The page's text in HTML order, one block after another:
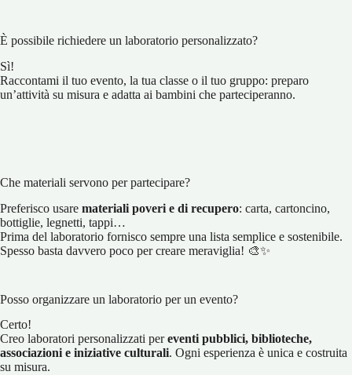
È possibile richiedere un laboratorio personalizzato?
Sì!
Raccontami il tuo evento, la tua classe o il tuo gruppo: preparo
un’attività su misura e adatta ai bambini che parteciperanno.
Che materiali servono per partecipare?
Preferisco usare materiali poveri e di recupero: carta, cartoncino,
bottiglie, legnetti, tappi…
Prima del laboratorio fornisco sempre una lista semplice e sostenibile.
Spesso basta davvero poco per creare meraviglia! 🎨✨
Posso organizzare un laboratorio per un evento?
Certo!
Creo laboratori personalizzati pereventi pubblici, biblioteche,
associazioni e iniziative culturali. Ogni esperienza è unica e costruita
su misura.